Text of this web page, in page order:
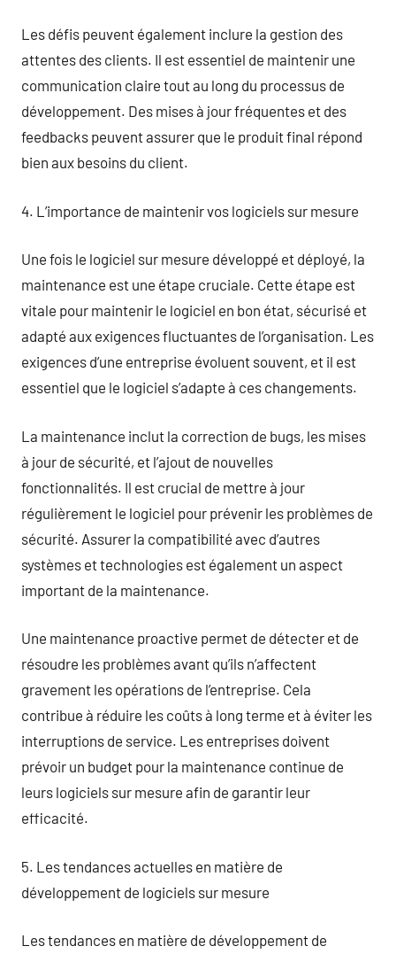
Les défis peuvent également inclure la gestion des
attentes des clients. Il est essentiel de maintenir une
communication claire tout au long du processus de
développement. Des mises à jour fréquentes et des
feedbacks peuvent assurer que le produit final répond
bien aux besoins du client.
4. L’importance de maintenir vos logiciels sur mesure
Une fois le logiciel sur mesure développé et déployé, la
maintenance est une étape cruciale. Cette étape est
vitale pour maintenir le logiciel en bon état, sécurisé et
adapté aux exigences fluctuantes de l’organisation. Les
exigences d’une entreprise évoluent souvent, et il est
essentiel que le logiciel s’adapte à ces changements.
La maintenance inclut la correction de bugs, les mises
à jour de sécurité, et l’ajout de nouvelles
fonctionnalités. Il est crucial de mettre à jour
régulièrement le logiciel pour prévenir les problèmes de
sécurité. Assurer la compatibilité avec d’autres
systèmes et technologies est également un aspect
important de la maintenance.
Une maintenance proactive permet de détecter et de
résoudre les problèmes avant qu’ils n’affectent
gravement les opérations de l’entreprise. Cela
contribue à réduire les coûts à long terme et à éviter les
interruptions de service. Les entreprises doivent
prévoir un budget pour la maintenance continue de
leurs logiciels sur mesure afin de garantir leur
efficacité.
5. Les tendances actuelles en matière de
développement de logiciels sur mesure
Les tendances en matière de développement de